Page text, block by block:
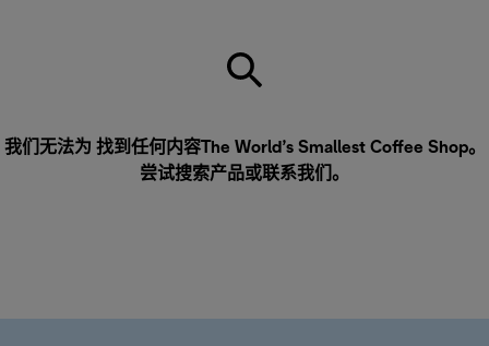
我们无法为 找到任何内容The World’s Smallest Coffee Shop。
尝试搜索产品或联系我们 。